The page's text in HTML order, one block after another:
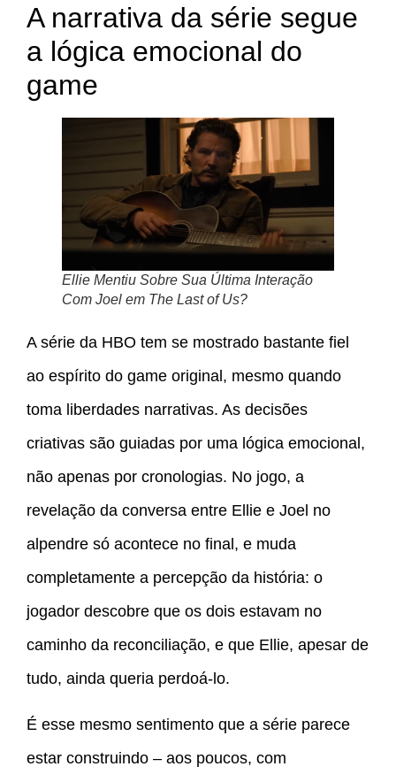
A narrativa da série segue
a lógica emocional do
game
Ellie Mentiu Sobre Sua Última Interação
Com Joel em The Last of Us?
A série da HBO tem se mostrado bastante fiel
ao espírito do game original, mesmo quando
toma liberdades narrativas. As decisões
criativas são guiadas por uma lógica emocional,
não apenas por cronologias. No jogo, a
revelação da conversa entre Ellie e Joel no
alpendre só acontece no final, e muda
completamente a percepção da história: o
jogador descobre que os dois estavam no
caminho da reconciliação, e que Ellie, apesar de
tudo, ainda queria perdoá-lo.
É esse mesmo sentimento que a série parece
estar construindo – aos poucos, com